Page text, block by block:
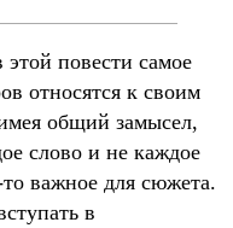
повести самое
относятся к своим
общий замысел,
слово и не каждое
то важное для сюжета.
в